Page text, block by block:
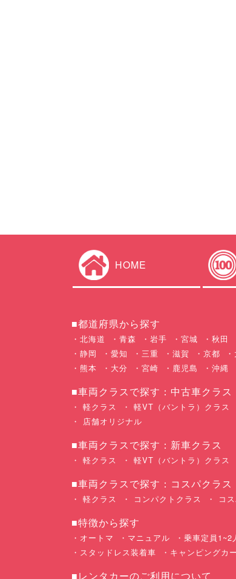
HOME
■都道府県から探す
北海道 青森 岩手 宮城 秋田
静岡
愛知 三重 滋賀 京都
熊本
大分 宮崎 鹿児島 沖縄
■車両クラスで探す：中古車クラス
軽クラス 軽VT（バントラ）クラス
店舗オリジナル
■車両クラスで探す：新車クラス
軽クラス 軽VT（バントラ）クラス
■車両クラスで探す：コスパクラス
軽クラス コンパクトクラス コ
■特徴から探す
オートマ マニュアル 乗車定員1~2
スタッドレス装着車
キャンピングカー
■レンタカーのご利用について